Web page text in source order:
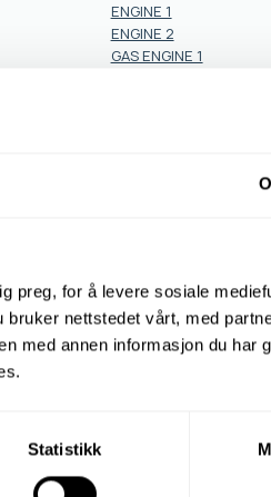
preg, for å levere sosiale
nettstedet vårt, med
med annen informasjon du har
Statistikk
ENGINE 1
ENGINE 2
GAS ENGINE 1